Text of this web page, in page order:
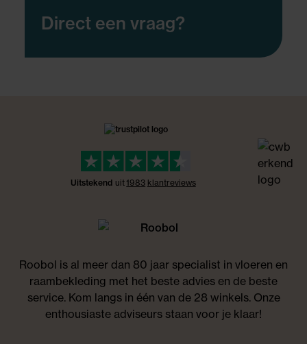
Direct een vraag?
Roobol is al meer dan 80 jaar specialist in vloeren en
raambekleding met het beste advies en de beste
service. Kom langs in één van de 28 winkels. Onze
enthousiaste adviseurs staan voor je klaar!
Uitstekend uit 1983 klantreviews